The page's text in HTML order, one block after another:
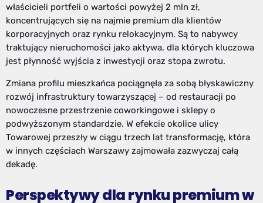
właścicieli portfeli o wartości powyżej 2 mln zł,
koncentrujących się na najmie premium dla klientów
korporacyjnych oraz rynku relokacyjnym. Są to nabywcy
traktujący nieruchomości jako aktywa, dla których kluczowa
jest płynność wyjścia z inwestycji oraz stopa zwrotu.
Zmiana profilu mieszkańca pociągnęła za sobą błyskawiczny
rozwój infrastruktury towarzyszącej – od restauracji po
nowoczesne przestrzenie coworkingowe i sklepy o
podwyższonym standardzie. W efekcie okolice ulicy
Towarowej przeszły w ciągu trzech lat transformację, która
w innych częściach Warszawy zajmowała zazwyczaj całą
dekadę.
Perspektywy dla rynku premium w